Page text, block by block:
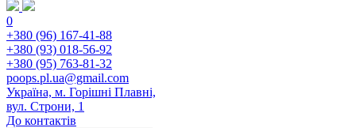
0
+380 (96) 167-41-88
+380 (93) 018-56-92
+380 (95) 763-81-32
poops.pl.ua@gmail.com
Україна, м. Горішні Плавні,
вул. Строни, 1
До контактів